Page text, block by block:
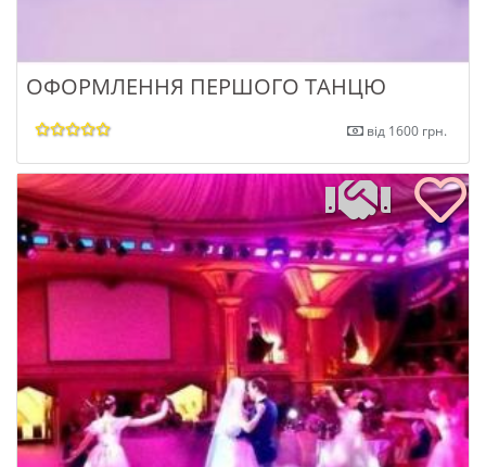
ОФОРМЛЕННЯ ПЕРШОГО ТАНЦЮ
від 1600 грн.